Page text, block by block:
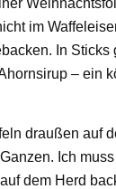
im
In Sticks
– ein
draußen auf
Ich
dem Herd